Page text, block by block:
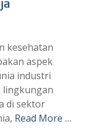
kesehatan
aspek
industri
lingkungan
di sektor
Read More …